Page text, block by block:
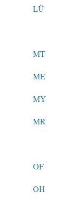
LÜ
MT
ME
MY
MR
OF
OH